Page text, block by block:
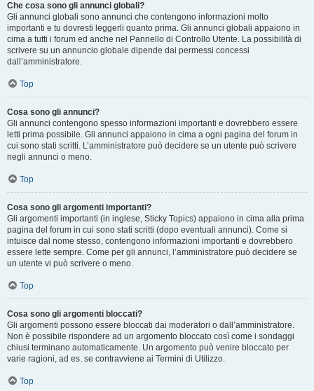
Che cosa sono gli annunci globali?
Gli annunci globali sono annunci che contengono informazioni molto
importanti e tu dovresti leggerli quanto prima. Gli annunci globali appaiono in
cima a tutti i forum ed anche nel Pannello di Controllo Utente. La possibilità di
scrivere su un annuncio globale dipende dai permessi concessi
dall’amministratore.
Top
Cosa sono gli annunci?
Gli annunci contengono spesso informazioni importanti e dovrebbero essere
letti prima possibile. Gli annunci appaiono in cima a ogni pagina del forum in
cui sono stati scritti. L’amministratore può decidere se un utente può scrivere
negli annunci o meno.
Top
Cosa sono gli argomenti importanti?
Gli argomenti importanti (in inglese, Sticky Topics) appaiono in cima alla prima
pagina del forum in cui sono stati scritti (dopo eventuali annunci). Come si
intuisce dal nome stesso, contengono informazioni importanti e dovrebbero
essere lette sempre. Come per gli annunci, l’amministratore può decidere se
un utente vi può scrivere o meno.
Top
Cosa sono gli argomenti bloccati?
Gli argomenti possono essere bloccati dai moderatori o dall’amministratore.
Non è possibile rispondere ad un argomento bloccato così come i sondaggi
chiusi terminano automaticamente. Un argomento può venire bloccato per
varie ragioni, ad es. se contravviene ai Termini di Utilizzo.
Top